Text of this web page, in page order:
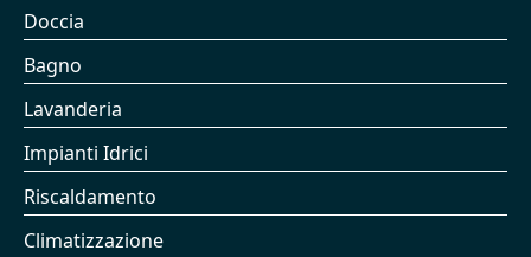
Doccia
Bagno
Lavanderia
Impianti Idrici
Riscaldamento
Climatizzazione